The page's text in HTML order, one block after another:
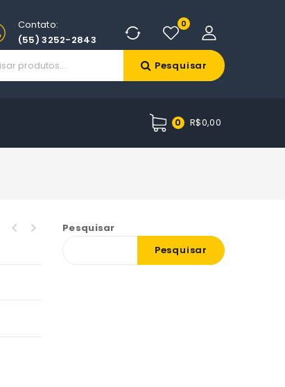
0
Contato:
(55) 3252-2843
Pesquisar
0 R$0,00
Pesquisar
Pesquisar